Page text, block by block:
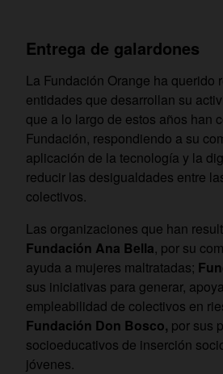
Entrega de galardones
La Fundación Orange ha querido
entidades que desarrollan su
que a lo largo de estos años han
Fundación, respondiendo a su
aplicación de la tecnología y la
reducir las desigualdades entre
colectivos.
Las organizaciones que han
Fundación Ana Bella, por su
ayuda a mujeres maltratadas;
sus iniciativas para generar,
empleabilidad de colectivos en
Fundación Don Bosco, por sus
socioeducativos de inserción
jóvenes.